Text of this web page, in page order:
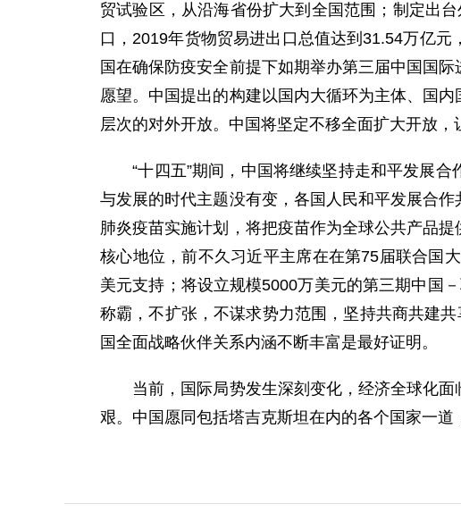
贸试验区，从沿海省份扩大到全国范围；制定出
口，2019年货物贸易进出口总值达到31.54万亿
国在确保防疫安全前提下如期举办第三届中国国
愿望。中国提出的构建以国内大循环为主体、国
层次的对外开放。中国将坚定不移全面扩大开放
“十四五”期间，中国将继续坚持走和平发展合
与发展的时代主题没有变，各国人民和平发展合
肺炎疫苗实施计划，将把疫苗作为全球公共产品
核心地位，前不久习近平主席在在第75届联合国
美元支持；将设立规模5000万美元的第三期中国
称霸，不扩张，不谋求势力范围，坚持共商共建
国全面战略伙伴关系内涵不断丰富是最好证明。
当前，国际局势发生深刻变化，经济全球化面
艰。中国愿同包括塔吉克斯坦在内的各个国家一